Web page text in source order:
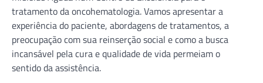
tratamento da oncohematologia. Vamos apresentar a
experiência do paciente, abordagens de tratamentos, a
preocupação com sua reinserção social e como a busca
incansável pela cura e qualidade de vida permeiam o
sentido da assistência.